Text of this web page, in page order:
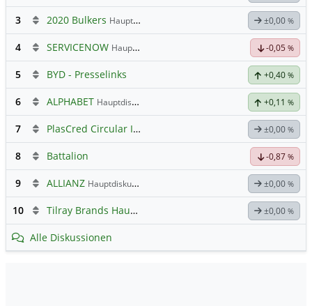
3 2020 Bulkers Hauptdiskussion ±0,00 %
4 SERVICENOW Hauptdiskussion -0,05 %
5 BYD - Presselinks +0,40 %
6 ALPHABET Hauptdiskussion +0,11 %
7 PlasCred Circular Innovations ±0,00 %
8 Battalion -0,87 %
9 ALLIANZ Hauptdiskussion ±0,00 %
10 Tilray Brands Hauptforum ±0,00 %
Alle Diskussionen